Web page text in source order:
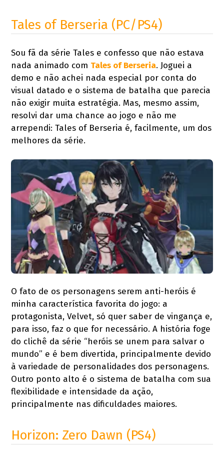
Tales of Berseria (PC/PS4)
Sou fã da série Tales e confesso que não estava
nada animado com Tales of Berseria. Joguei a
demo e não achei nada especial por conta do
visual datado e o sistema de batalha que parecia
não exigir muita estratégia. Mas, mesmo assim,
resolvi dar uma chance ao jogo e não me
arrependi: Tales of Berseria é, facilmente, um dos
melhores da série.
O fato de os personagens serem anti-heróis é
minha característica favorita do jogo: a
protagonista, Velvet, só quer saber de vingança e,
para isso, faz o que for necessário. A história foge
do clichê da série “heróis se unem para salvar o
mundo” e é bem divertida, principalmente devido
à variedade de personalidades dos personagens.
Outro ponto alto é o sistema de batalha com sua
flexibilidade e intensidade da ação,
principalmente nas dificuldades maiores.
Horizon: Zero Dawn (PS4)